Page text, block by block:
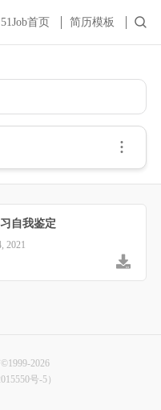
51Job首页 简历模板
自我鉴定
2021
2026
号-5）